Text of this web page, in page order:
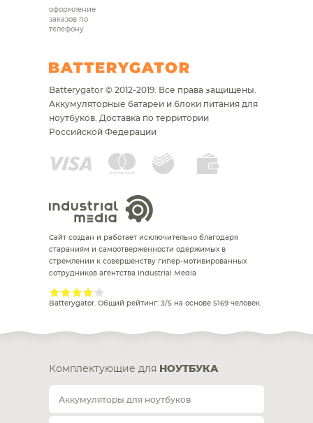
оформление
заказов по
телефону
Batterygator © 2012-2019. Все права защищены.
Аккумуляторные батареи и блоки питания для
ноутбуков. Доставка по территории
Российской Федерации
Сайт создан и работает исключительно благодаря
стараниям и самоотверженности одержимых в
стремлении к совершенству гипер-мотивированных
сотрудников агентства Industrial Media
Batterygator. Общий рейтинг: 3/5 на основе 5169 человек.
Комплектующие для НОУТБУКА
Аккумуляторы для ноутбуков